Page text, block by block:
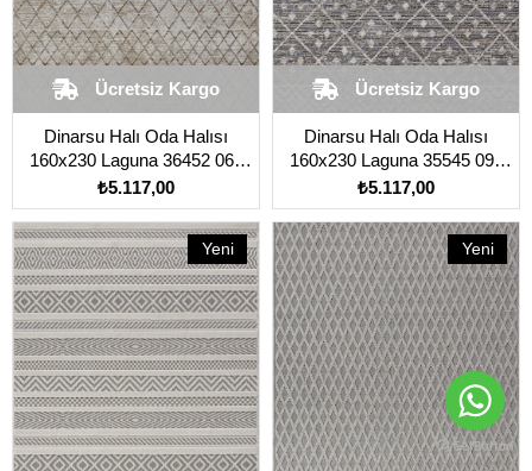
Dinarsu Halı Oda Halısı
160x230 Laguna 36452 060
Kahverengi Açık
₺5.117,00
Ücretsiz Kargo
Dinarsu Halı Oda Halısı
160x230 Laguna 35545 095
Kahverengi Açık
₺5.117,00
Ücretsiz Kargo
Yeni
Ürün
Yeni
Ürün